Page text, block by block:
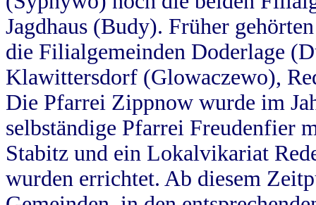
Jagdhaus (Budy). Früher
die Filialgemeinden Doderlage
Klawittersdorf (Glowaczewo),
Die Pfarrei Zippnow wurde im
selbständige Pfarrei Freudenfier
Stabitz und ein Lokalvikariat
wurden errichtet. Ab diesem